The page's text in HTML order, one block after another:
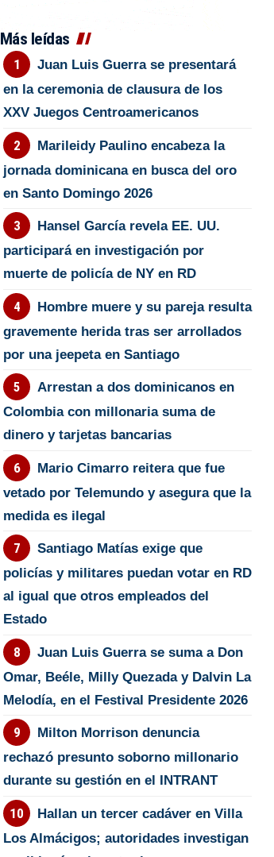
Más leídas
Juan Luis Guerra se presentará
en la ceremonia de clausura de los
XXV Juegos Centroamericanos
Marileidy Paulino encabeza la
jornada dominicana en busca del oro
en Santo Domingo 2026
Hansel García revela EE. UU.
participará en investigación por
muerte de policía de NY en RD
Hombre muere y su pareja resulta
gravemente herida tras ser arrollados
por una jeepeta en Santiago
Arrestan a dos dominicanos en
Colombia con millonaria suma de
dinero y tarjetas bancarias
Mario Cimarro reitera que fue
vetado por Telemundo y asegura que la
medida es ilegal
Santiago Matías exige que
policías y militares puedan votar en RD
al igual que otros empleados del
Estado
Juan Luis Guerra se suma a Don
Omar, Beéle, Milly Quezada y Dalvin La
Melodía, en el Festival Presidente 2026
Milton Morrison denuncia
rechazó presunto soborno millonario
durante su gestión en el INTRANT
Hallan un tercer cadáver en Villa
Los Almácigos; autoridades investigan